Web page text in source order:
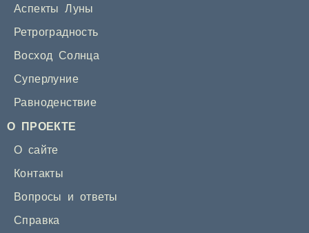
Аспекты Луны
Ретроградность
Восход Солнца
Суперлуние
Равноденствие
О ПРОЕКТЕ
О сайте
Контакты
Вопросы и ответы
Справка